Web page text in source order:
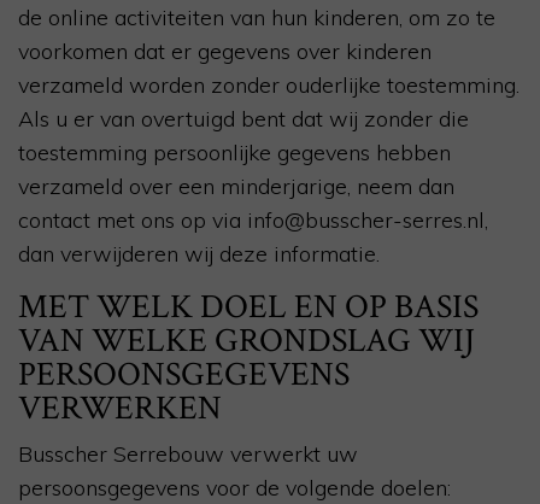
de online activiteiten van hun kinderen, om zo te
voorkomen dat er gegevens over kinderen
verzameld worden zonder ouderlijke toestemming.
Als u er van overtuigd bent dat wij zonder die
toestemming persoonlijke gegevens hebben
verzameld over een minderjarige, neem dan
contact met ons op via info@busscher-serres.nl,
dan verwijderen wij deze informatie.
MET WELK DOEL EN OP BASIS
VAN WELKE GRONDSLAG WIJ
PERSOONSGEGEVENS
VERWERKEN
Busscher Serrebouw verwerkt uw
persoonsgegevens voor de volgende doelen: